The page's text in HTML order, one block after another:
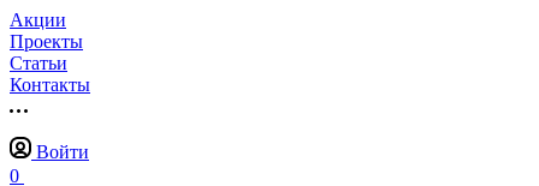
Акции
Проекты
Статьи
Контакты
Войти
0